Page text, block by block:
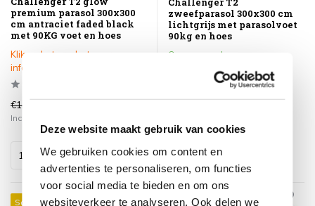
Deze website maakt gebruik van cookies
We gebruiken cookies om content en
advertenties te personaliseren, om functies
voor social media te bieden en om ons
websiteverkeer te analyseren. Ook delen we
premium parasol 300x300
cm antraciet faded black
met 90KG voet en hoes
Klik op het product voor meer
informatie
€1.193,00
Incl. btw
zweefparasol 300x300 cm
lichtgrijs met parasolvoet
90kg en hoes
Op voorraad
Sale 15% Sale 14%